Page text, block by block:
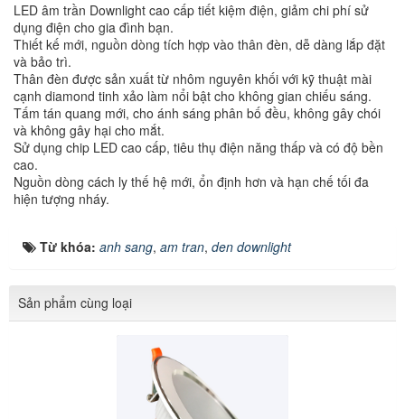
LED âm trần Downlight cao cấp tiết kiệm điện, giảm chi phí sử
dụng điện cho gia đình bạn.
Thiết kế mới, nguồn dòng tích hợp vào thân đèn, dễ dàng lắp đặt
và bảo trì.
Thân đèn được sản xuất từ nhôm nguyên khối với kỹ thuật mài
cạnh diamond tinh xảo làm nổi bật cho không gian chiếu sáng.
Tấm tán quang mới, cho ánh sáng phân bố đều, không gây chói
và không gây hại cho mắt.
Sử dụng chip LED cao cấp, tiêu thụ điện năng thấp và có độ bền
cao.
Nguồn dòng cách ly thế hệ mới, ổn định hơn và hạn chế tối đa
hiện tượng nháy.
Từ khóa: anh sang, am tran, den downlight
Sản phẩm cùng loại